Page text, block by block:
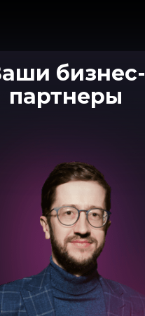
бизнес-
партнеры